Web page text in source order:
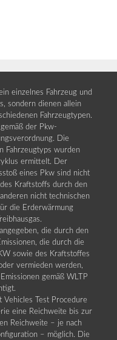
einzelnes Fahrzeug und
sondern dienen allein
Fahrzeugtypen.
der Pkw-
Die
Fahrzeugtyps wurden
ermittelt. Der
eines Pkw sind nicht
Kraftstoffs durch den
nicht technischen
die Erderwärmung
die durch den
die durch die
sowie des Kraftstoffes
vermieden werden,
gemäß WLTP
Test Procedure
eine Reichweite bis zur
Reichweite – je nach
– möglich. Die